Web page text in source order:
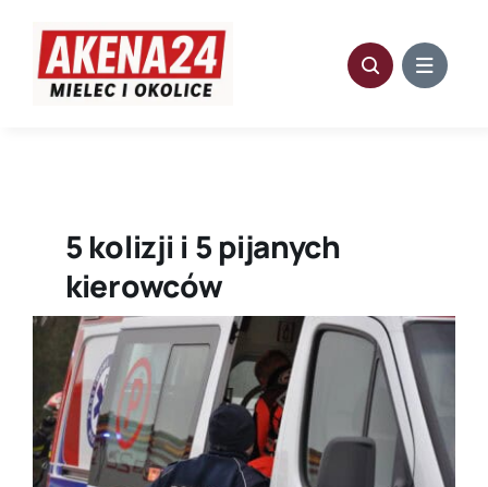
zawartości
5 kolizji i 5 pijanych
kierowców